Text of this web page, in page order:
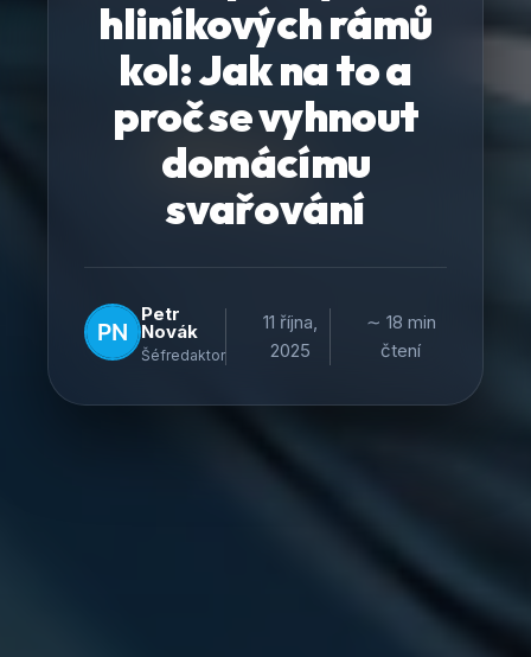
hliníkových rámů
kol: Jak na to a
proč se vyhnout
domácímu
svařování
Petr
Novák
Šéfredaktor
11 října,
2025
∼ 18 min
čtení